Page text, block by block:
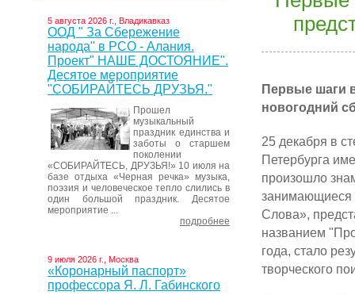
5 августа 2026 г., Владикавказ
ООД " За Сбережение
народа" в РСО - Алания.
Проект" НАШЕ ДОСТОЯНИЕ".
Десятое мероприятие
"СОБИРАЙТЕСЬ ДРУЗЬЯ."
Прошел
музыкальный
праздник единства и
заботы о старшем
поколении
«СОБИРАЙТЕСЬ, ДРУЗЬЯ!» 10 июля на
базе отдыха «Черная речка» музыка,
поэзия и человеческое тепло слились в
один большой праздник. Десятое
мероприятие ...
подробнее
9 июля 2026 г., Москва
«Коронарный паспорт»
профессора Я. Л. Габинского
Первые шаги
новогодний
25 декабря в
Петербурга
произошло
занимающиеся
Слова»,
названием
года, стало
творческого